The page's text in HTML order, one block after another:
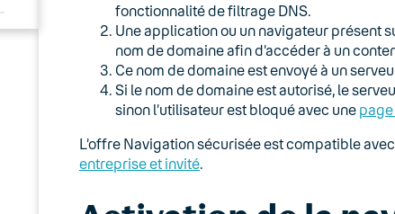
fonctionnalité de filtrage DNS.
Une application ou un navigateur présent
nom de domaine afin d’accéder à un
Ce nom de domaine est envoyé à un
Si le nom de domaine est autorisé, le
sinon l’utilisateur est bloqué avec une
L’offre Navigation sécurisée est compatible
entreprise et invité.